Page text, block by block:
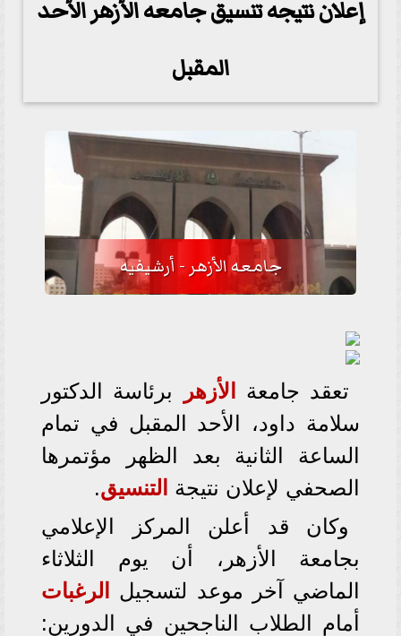
إعلان نتيجه تنسيق جامعه الأزهر الأحد
المقبل
جامعه الأزهر - أرشيفيه
تعقد جامعة الأزهر
برئاسة الدكتور
سلامة داود، الأحد المقبل في تمام
الساعة الثانية بعد الظهر مؤتمرها
الصحفي لإعلان نتيجة التنسيق.
وكان قد أعلن المركز الإعلامي
بجامعة الأزهر، أن يوم الثلاثاء
الماضي آخر موعد لتسجيل
الرغبات
أمام الطلاب الناجحين في الدورين: